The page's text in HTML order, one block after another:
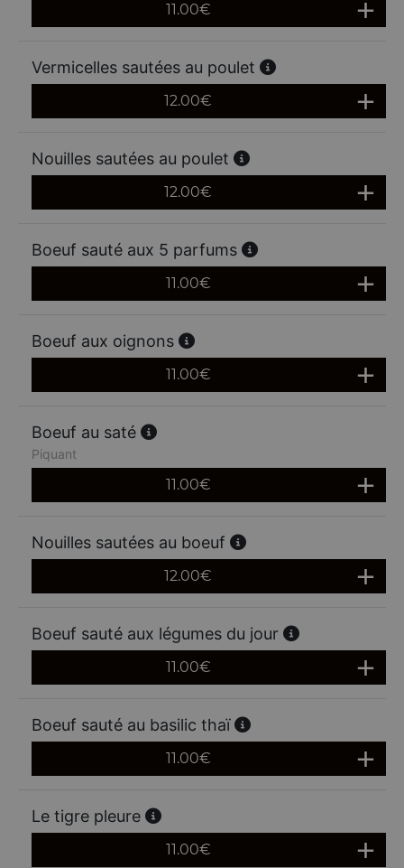
11.00€
Vermicelles sautées au poulet
12.00€
Nouilles sautées au poulet
12.00€
Boeuf sauté aux 5 parfums
11.00€
Boeuf aux oignons
11.00€
Boeuf au saté
Piquant
11.00€
Nouilles sautées au boeuf
12.00€
Boeuf sauté aux légumes du jour
11.00€
Boeuf sauté au basilic thaï
11.00€
Le tigre pleure
11.00€